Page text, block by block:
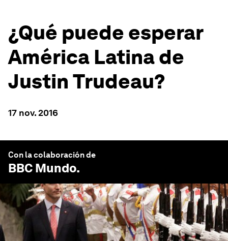
¿Qué puede esperar
América Latina de
Justin Trudeau?
17 nov. 2016
Con la colaboración de
BBC Mundo.